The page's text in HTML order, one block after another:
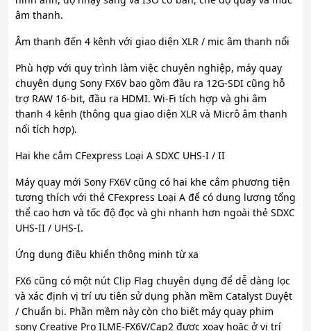
âm thanh.
Âm thanh đến 4 kênh với giao diện XLR / mic âm thanh nổi
Phù hợp với quy trình làm việc chuyên nghiệp, máy quay
chuyên dụng Sony FX6V bao gồm đầu ra 12G-SDI cũng hỗ
trợ RAW 16-bit, đầu ra HDMI. Wi-Fi tích hợp và ghi âm
thanh 4 kênh (thông qua giao diện XLR và Micrô âm thanh
nổi tích hợp).
Hai khe cắm CFexpress Loại A SDXC UHS-I / II
Máy quay mới Sony FX6V cũng có hai khe cắm phương tiện
tương thích với thẻ CFexpress Loại A để có dung lượng tổng
thể cao hơn và tốc độ đọc và ghi nhanh hơn ngoài thẻ SDXC
UHS-II / UHS-I.
Ứng dụng điều khiển thông minh từ xa
FX6 cũng có một nút Clip Flag chuyên dụng để dễ dàng lọc
và xác định vị trí ưu tiên sử dụng phần mềm Catalyst Duyệt
/ Chuẩn bị. Phần mềm này còn cho biết máy quay phim
sony Creative Pro ILME-FX6V/Cap2 được xoay hoặc ở vị trí